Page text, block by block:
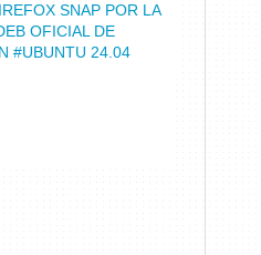
SNAP POR LA
OFICIAL DE
#UBUNTU 24.04